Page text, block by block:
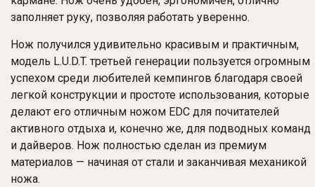
заполняет руку, позволяя работать уверенно.
Нож получился удивительно красивым и практичным,
модель L.U.D.T. третьей генерации пользуется огромным
успехом среди любителей кемпингов благодаря своей
легкой конструкции и простоте использования, которые
делают его отличным ножом EDC для почитателей
активного отдыха и, конечно же, для подводных команд
и дайверов. Нож полностью сделан из премиум
материалов — начиная от стали и заканчивая механикой
ножа.